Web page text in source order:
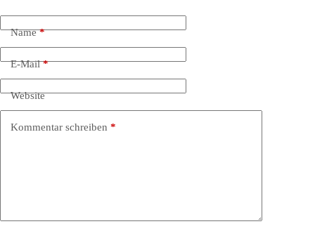
Name*
E-Mail*
Website
Kommentar schreiben *